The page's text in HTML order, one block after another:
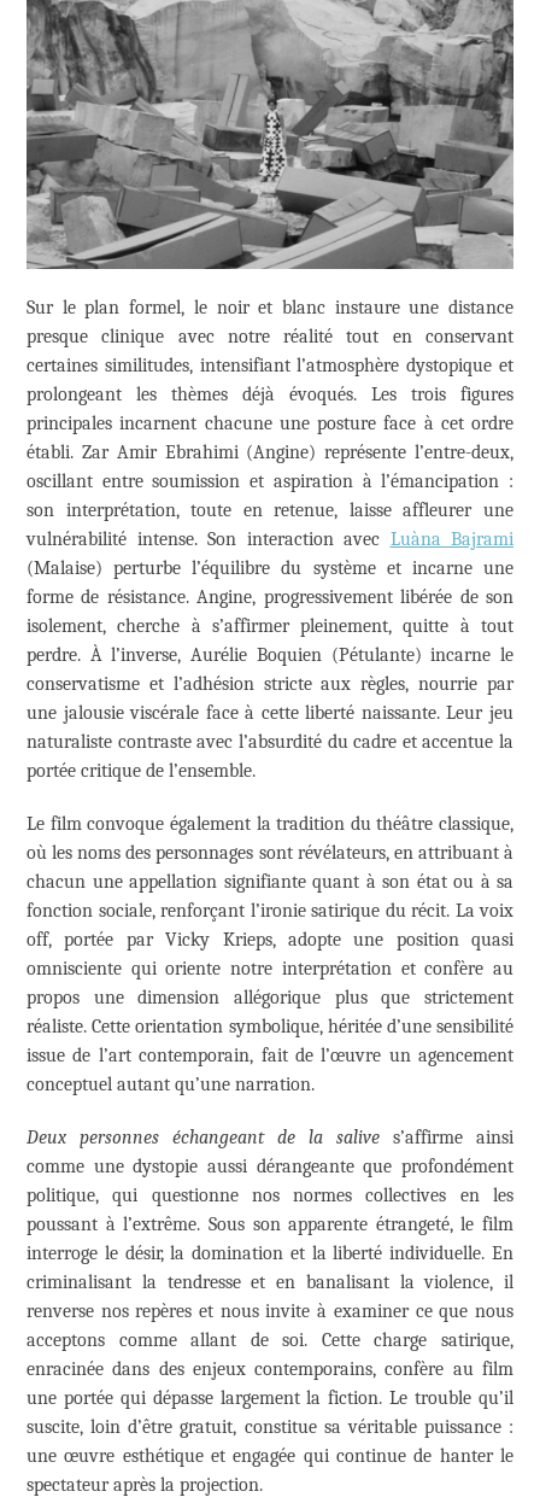
Sur le plan formel, le noir et blanc instaure une distance
presque clinique avec notre réalité tout en conservant
certaines similitudes, intensifiant l’atmosphère dystopique et
prolongeant les thèmes déjà évoqués. Les trois figures
principales incarnent chacune une posture face à cet ordre
établi. Zar Amir Ebrahimi (Angine) représente l’entre-deux,
oscillant entre soumission et aspiration à l’émancipation :
son interprétation, toute en retenue, laisse affleurer une
vulnérabilité intense. Son interaction avec Luàna Bajrami
(Malaise) perturbe l’équilibre du système et incarne une
forme de résistance. Angine, progressivement libérée de son
isolement, cherche à s’affirmer pleinement, quitte à tout
perdre. À l’inverse, Aurélie Boquien (Pétulante) incarne le
conservatisme et l’adhésion stricte aux règles, nourrie par
une jalousie viscérale face à cette liberté naissante. Leur jeu
naturaliste contraste avec l’absurdité du cadre et accentue la
portée critique de l’ensemble.
Le film convoque également la tradition du théâtre classique,
où les noms des personnages sont révélateurs, en attribuant à
chacun une appellation signifiante quant à son état ou à sa
fonction sociale, renforçant l’ironie satirique du récit. La voix
off, portée par Vicky Krieps, adopte une position quasi
omnisciente qui oriente notre interprétation et confère au
propos une dimension allégorique plus que strictement
réaliste. Cette orientation symbolique, héritée d’une sensibilité
issue de l’art contemporain, fait de l’œuvre un agencement
conceptuel autant qu’une narration.
Deux personnes échangeant de la salive s’affirme ainsi
comme une dystopie aussi dérangeante que profondément
politique, qui questionne nos normes collectives en les
poussant à l’extrême. Sous son apparente étrangeté, le film
interroge le désir, la domination et la liberté individuelle. En
criminalisant la tendresse et en banalisant la violence, il
renverse nos repères et nous invite à examiner ce que nous
acceptons comme allant de soi. Cette charge satirique,
enracinée dans des enjeux contemporains, confère au film
une portée qui dépasse largement la fiction. Le trouble qu’il
suscite, loin d’être gratuit, constitue sa véritable puissance :
une œuvre esthétique et engagée qui continue de hanter le
spectateur après la projection.